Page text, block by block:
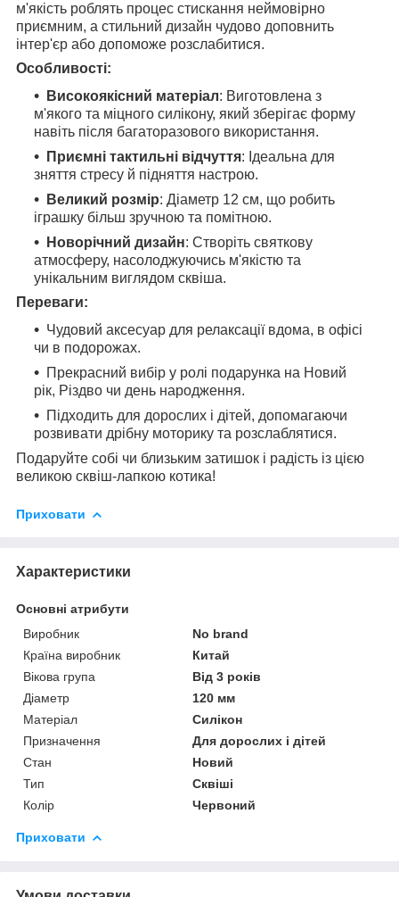
м'якість роблять процес стискання неймовірно
приємним, а стильний дизайн чудово доповнить
інтер'єр або допоможе розслабитися.
Особливості:
Високоякісний матеріал: Виготовлена з
м'якого та міцного силікону, який зберігає форму
навіть після багаторазового використання.
Приємні тактильні відчуття: Ідеальна для
зняття стресу й підняття настрою.
Великий розмір: Діаметр 12 см, що робить
іграшку більш зручною та помітною.
Новорічний дизайн: Створіть святкову
атмосферу, насолоджуючись м'якістю та
унікальним виглядом сквіша.
Переваги:
Чудовий аксесуар для релаксації вдома, в офісі
чи в подорожах.
Прекрасний вибір у ролі подарунка на Новий
рік, Різдво чи день народження.
Підходить для дорослих і дітей, допомагаючи
розвивати дрібну моторику та розслаблятися.
Подаруйте собі чи близьким затишок і радість із цією
великою сквіш-лапкою котика!
Приховати
Характеристики
Основні атрибути
Виробник
No brand
Країна виробник
Китай
Вікова група
Від 3 років
Діаметр
120 мм
Матеріал
Силікон
Призначення
Для дорослих і дітей
Стан
Новий
Тип
Сквіші
Колір
Червоний
Приховати